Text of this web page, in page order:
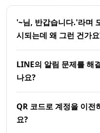
'~님, 반갑습니다.'라며
시되는데 왜 그런 건가
LINE의 알림 문제를 해
나요?
QR 코드로 계정을 이전
요?